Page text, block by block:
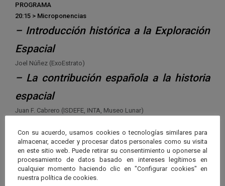
PROGRAMA
20:15 > Microponencias
– Introducción histórica a la Exploración
Espacial
Joel Núñez (ExoEstrato)
– La contribución española a la historia
espacial
Juan F. Cabrero (ISDEFE, INTA, Museo Lunar)
Cristian Guerrero y Mateo Rejón (Orbitando)
21:15 > Debate abierto
– El futuro de la Exploración Espacial
Usted: le invitamos a intervenir y debatir sobre temas tan
Con su acuerdo, usamos cookies o tecnologías similares para
almacenar, acceder y procesar datos personales como su visita
en este sitio web. Puede retirar su consentimiento u oponerse al
procesamiento de datos basado en intereses legítimos en
cualquier momento haciendo clic en "Configurar cookies" en
nuestra política de cookies.